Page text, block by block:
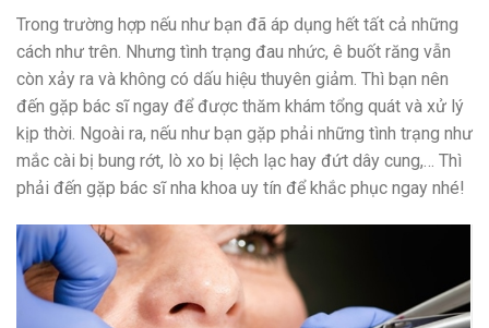
Trong trường hợp nếu như bạn đã áp dụng hết tất cả những
cách như trên. Nhưng tình trạng đau nhức, ê buốt răng vẫn
còn xảy ra và không có dấu hiệu thuyên giảm. Thì bạn nên
đến gặp bác sĩ ngay để được thăm khám tổng quát và xử lý
kịp thời. Ngoài ra, nếu như bạn gặp phải những tình trạng như
mắc cài bị bung rớt, lò xo bị lệch lạc hay đứt dây cung,… Thì
phải đến gặp bác sĩ nha khoa uy tín để khắc phục ngay nhé!